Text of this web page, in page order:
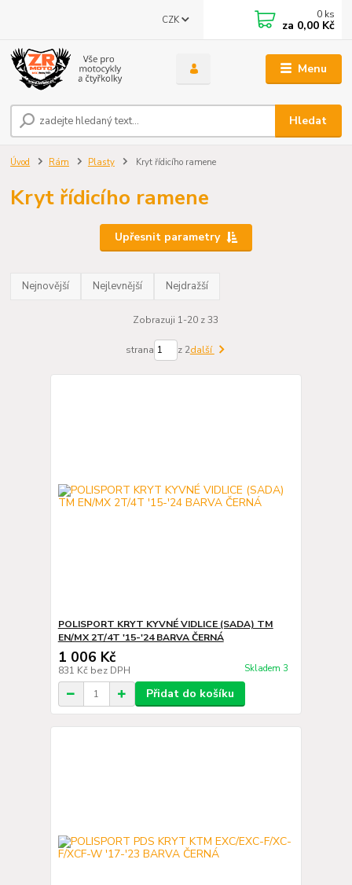
Menu
CZK
Hledat
0 ks
za 0,00 Kč
Úvod Rám Plasty Kryt řídicího ramene
Kryt řídicího ramene
Upřesnit parametry
Nejnovější Nejlevnější Nejdražší
Zobrazuji 1-20 z 33
strana z 2další
POLISPORT KRYT KYVNÉ VIDLICE (SADA) TM
EN/MX 2T/4T '15-'24 BARVA ČERNÁ
1 006 Kč
831 Kč bez DPH Skladem 3
Přidat do košíku